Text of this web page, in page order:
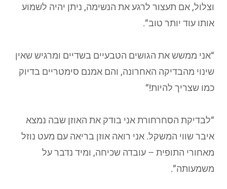
וצלול, אם תעצור לרגע את הנשימה, ניתן יהיה לשמוע
אותו עוד יותר טוב”.
“אני ממשש את הגושים הטבעיים בשדיים ומרגיש שאין
שינוי מהבדיקה האחרונה, והם אמנם סימטריים בדיוק
כמו שצריך להיות!”
“לבדיקת הסחרחורת אני בודק את האוזן שבה נמצא
איבר שווי המשקל. אני רואה אוזן בריאה עם מעט נוזל
מאחורי התופית – עובדה שכיחה, ומיד נדבר על
משמעותה”.